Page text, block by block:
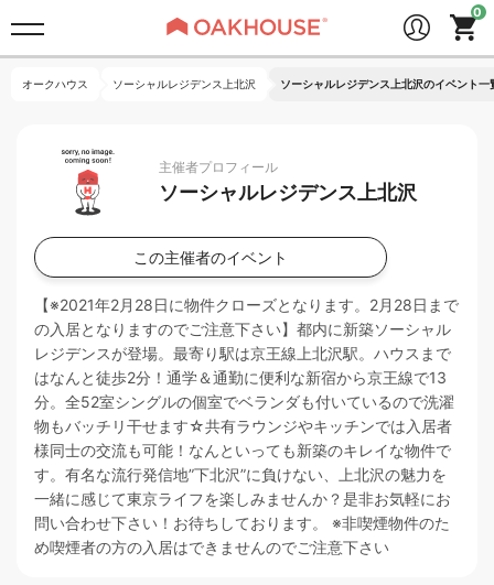
オークハウス ソーシャルレジデンス上北沢 ソーシャルレジデンス上北沢のイベント一
主催者プロフィール
ソーシャルレジデンス上北沢
この主催者のイベント
【※2021年2月28日に物件クローズとなります。2月28日まで
の入居となりますのでご注意下さい】都内に新築ソーシャル
レジデンスが登場。最寄り駅は京王線上北沢駅。ハウスまで
はなんと徒歩2分！通学＆通勤に便利な新宿から京王線で13
分。全52室シングルの個室でベランダも付いているので洗濯
物もバッチリ干せます☆共有ラウンジやキッチンでは入居者
様同士の交流も可能！なんといっても新築のキレイな物件で
す。有名な流行発信地”下北沢”に負けない、上北沢の魅力を
一緒に感じて東京ライフを楽しみませんか？是非お気軽にお
問い合わせ下さい！お待ちしております。 ※非喫煙物件のた
め喫煙者の方の入居はできませんのでご注意下さい